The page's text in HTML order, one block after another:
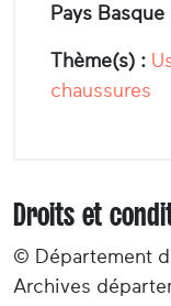
Pays Basque
Thème(s) :
chaussures
Droits et
© Département
Archives